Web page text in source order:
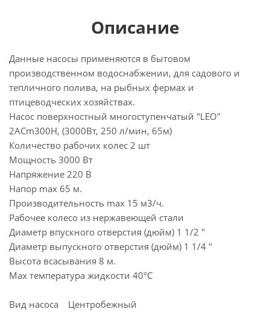
Описание
Данные насосы применяются в бытовом
производственном водоснабжении, для садового и
тепличного полива, на рыбных фермах и
птицеводческих хозяйствах.
Насос поверхностный многоступенчатый "LEO"
2ACm300H, (3000Вт, 250 л/мин, 65м)
Количество рабочих колес 2 шт
Мощность 3000 Вт
Напряжение 220 В
Напор max 65 м.
Производительность max 15 м3/ч.
Рабочее колесо из нержавеющей стали
Диаметр впускного отверстия (дюйм) 1 1/2 "
Диаметр выпускного отверстия (дюйм) 1 1/4 "
Высота всасывания 8 м.
Max температура жидкости 40°С
Вид насоса Центробежный